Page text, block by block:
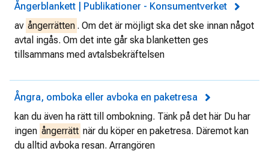
Ångerblankett | Publikationer - Konsumentverket
av ångerrätten . Om det är möjligt ska det ske innan något
avtal ingås. Om det inte går ska blanketten ges
tillsammans med avtalsbekräftelsen
Ångra, omboka eller avboka en paketresa
kan du även ha rätt till ombokning. Tänk på det här Du har
ingen ångerrätt när du köper en paketresa. Däremot kan
du alltid avboka resan. Arrangören